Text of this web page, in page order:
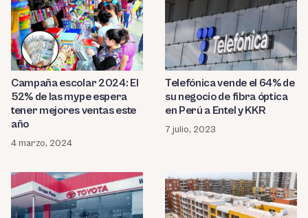
Campaña escolar 2024: El
52% de las mype espera
tener mejores ventas este
año
4 marzo, 2024
Telefónica vende el 64% de
su negocio de fibra óptica
en Perú a Entel y KKR
7 julio, 2023